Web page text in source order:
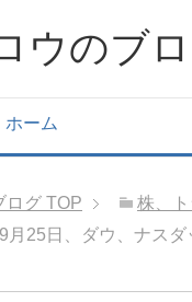
ウのブ
ホーム
ログ TOP
株、ト
9月25日、ダウ、ナス